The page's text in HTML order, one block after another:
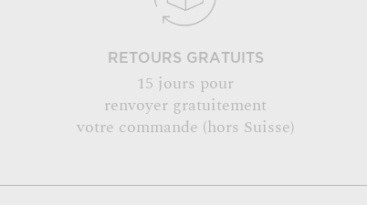
RETOURS GRATUITS
15 jours pour
renvoyer gratuitement
votre commande (hors Suisse)